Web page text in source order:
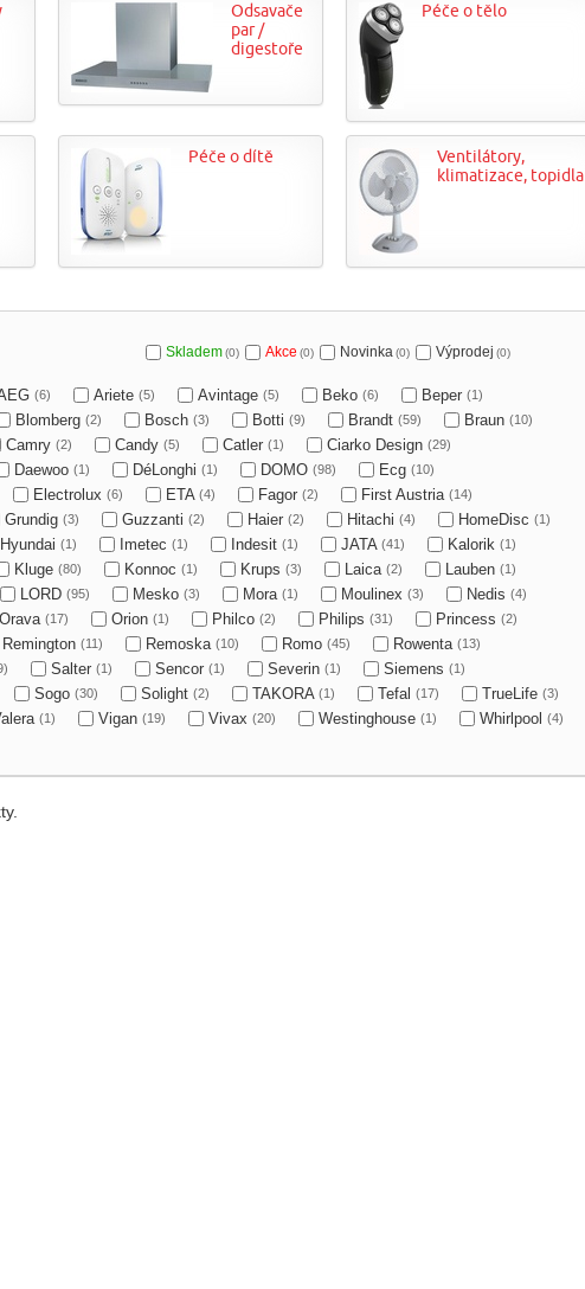
Odsavače
par /
digestoře
Péče o tělo
Péče o dítě
Ventilátory,
klimatizace, topidla
Skladem(0) Akce (0) Novinka(0) Výprodej (0)
(6) Ariete (5) Avintage (5) Beko (6) Beper (1)
Blomberg (2) Bosch (3) Botti (9) Brandt (59) Braun (10)
Camry (2) Candy (5) Catler (1) Ciarko Design (29)
Daewoo (1) DéLonghi (1) DOMO (98) Ecg (10)
Electrolux (6) ETA (4) Fagor (2) First Austria (14)
Grundig (3) Guzzanti (2) Haier (2) Hitachi (4) HomeDisc (1)
Hyundai (1) Imetec (1) Indesit (1) JATA (41) Kalorik (1)
Kluge (80) Konnoc (1) Krups (3) Laica (2) Lauben (1)
LORD (95) Mesko (3) Mora (1) Moulinex (3) Nedis (4)
Orava (17) Orion (1) Philco (2) Philips (31) Princess (2)
Remington (11) Remoska (10) Romo (45) Rowenta (13)
Salter (1) Sencor (1) Severin (1) Siemens (1)
Sogo (30) Solight (2) TAKORA (1) Tefal (17) TrueLife (3)
(1) Vigan (19) Vivax (20) Westinghouse (1) Whirlpool (4)